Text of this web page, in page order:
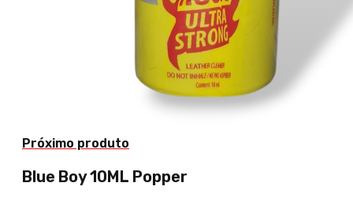
Próximo produto
Blue Boy 10ML Popper